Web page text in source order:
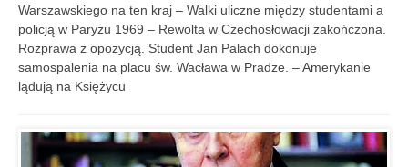
Warszawskiego na ten kraj – Walki uliczne między studentami a
policją w Paryżu 1969 – Rewolta w Czechosłowacji zakończona.
Rozprawa z opozycją. Student Jan Palach dokonuje
samospalenia na placu św. Wacława w Pradze. – Amerykanie
lądują na Księżycu